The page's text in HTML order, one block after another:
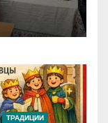
ТРАДИЦИИ